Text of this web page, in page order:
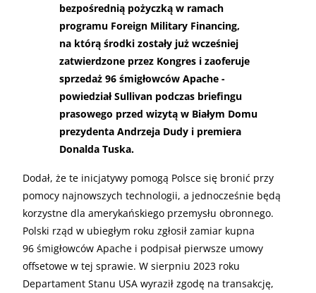
bezpośrednią pożyczką w ramach
programu Foreign Military Financing,
na którą środki zostały już wcześniej
zatwierdzone przez Kongres i zaoferuje
sprzedaż 96 śmigłowców Apache -
powiedział Sullivan podczas briefingu
prasowego przed wizytą w Białym Domu
prezydenta Andrzeja Dudy i premiera
Donalda Tuska.
Dodał, że te inicjatywy pomogą Polsce się bronić przy
pomocy najnowszych technologii, a jednocześnie będą
korzystne dla amerykańskiego przemysłu obronnego.
Polski rząd w ubiegłym roku zgłosił zamiar kupna
96 śmigłowców Apache i podpisał pierwsze umowy
offsetowe w tej sprawie. W sierpniu 2023 roku
Departament Stanu USA wyraził zgodę na transakcję,